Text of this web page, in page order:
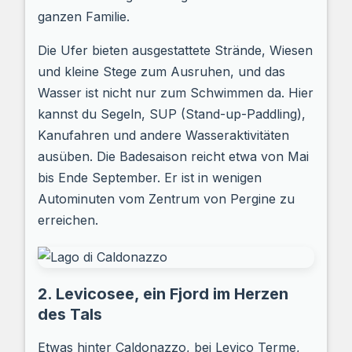
ganzen Familie.
Die Ufer bieten ausgestattete Strände, Wiesen
und kleine Stege zum Ausruhen, und das
Wasser ist nicht nur zum Schwimmen da. Hier
kannst du Segeln, SUP (Stand-up-Paddling),
Kanufahren und andere Wasseraktivitäten
ausüben. Die Badesaison reicht etwa von Mai
bis Ende September. Er ist in wenigen
Autominuten vom Zentrum von Pergine zu
erreichen.
2. Levicosee, ein Fjord im Herzen
des Tals
Etwas hinter Caldonazzo, bei Levico Terme,